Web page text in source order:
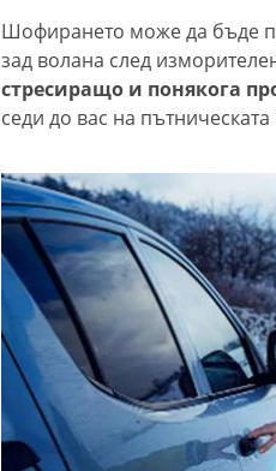
Шофирането може да бъде
зад волана след
стресиращо и понякога
седи до вас на пътническата